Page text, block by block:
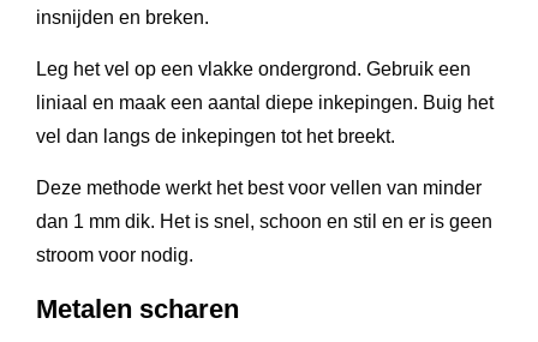
insnijden en breken.
Leg het vel op een vlakke ondergrond. Gebruik een
liniaal en maak een aantal diepe inkepingen. Buig het
vel dan langs de inkepingen tot het breekt.
Deze methode werkt het best voor vellen van minder
dan 1 mm dik. Het is snel, schoon en stil en er is geen
stroom voor nodig.
Metalen scharen